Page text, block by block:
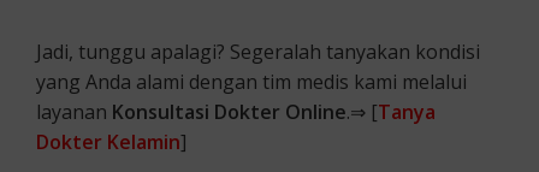
Jadi, tunggu apalagi? Segeralah tanyakan kondisi
yang Anda alami dengan tim medis kami melalui
layanan Konsultasi Dokter Online.⇒ [Tanya
Dokter Kelamin]